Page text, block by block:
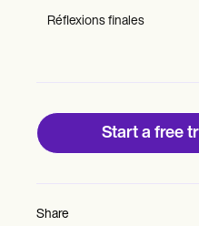
Why Carepatron?
Réflexions finales
Start a free
Share